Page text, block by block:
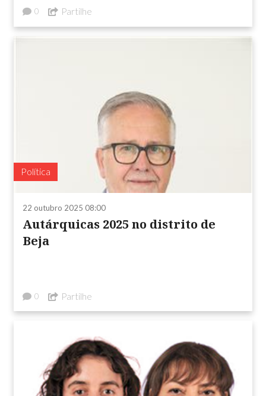
0 Partilhe
Política
22 outubro 2025 08:00
Autárquicas 2025 no distrito de
Beja
0 Partilhe